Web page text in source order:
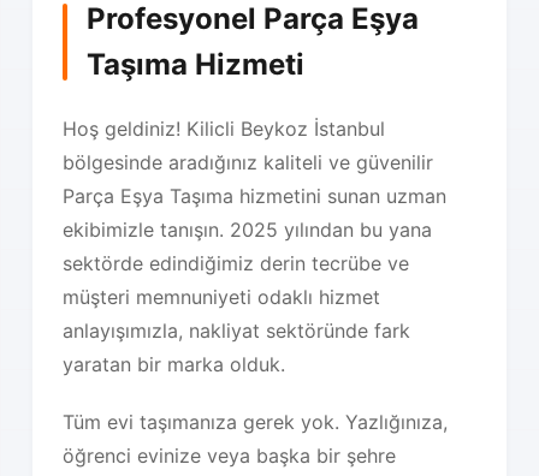
Profesyonel Parça Eşya
Taşıma Hizmeti
Hoş geldiniz! Kilicli Beykoz İstanbul
bölgesinde aradığınız kaliteli ve güvenilir
Parça Eşya Taşıma hizmetini sunan uzman
ekibimizle tanışın. 2025 yılından bu yana
sektörde edindiğimiz derin tecrübe ve
müşteri memnuniyeti odaklı hizmet
anlayışımızla, nakliyat sektöründe fark
yaratan bir marka olduk.
Tüm evi taşımanıza gerek yok. Yazlığınıza,
öğrenci evinize veya başka bir şehre